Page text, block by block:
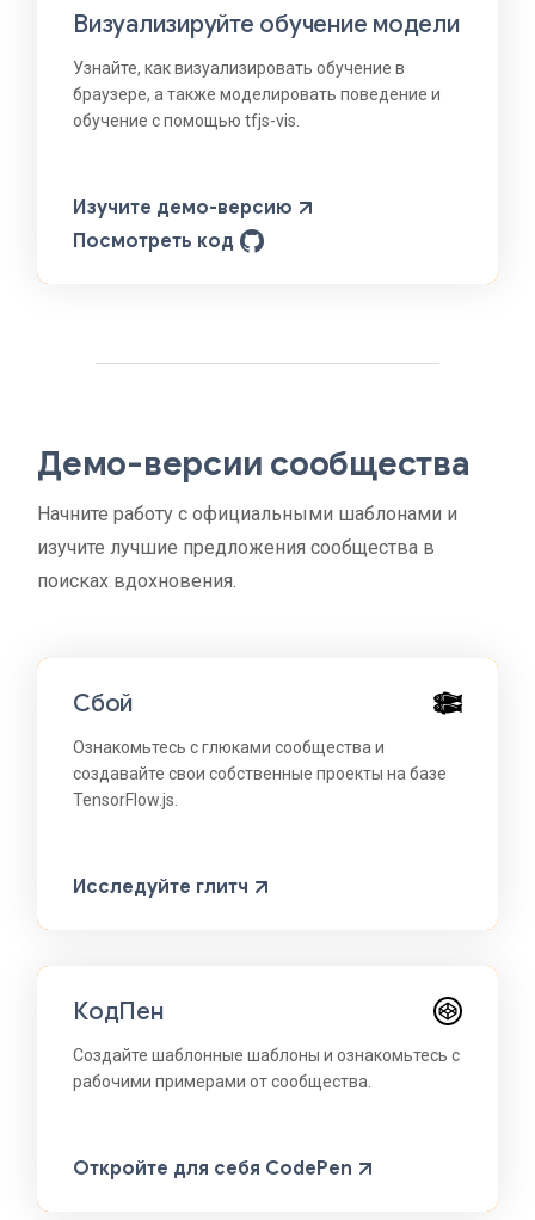
Визуализируйте обучение модели
Узнайте, как визуализировать обучение в
браузере, а также моделировать поведение и
обучение с помощью tfjs-vis.
Изучите демо-версию
Посмотреть код
Демо-версии сообщества
Начните работу с официальными шаблонами и
изучите лучшие предложения сообщества в
поисках вдохновения.
Сбой
Ознакомьтесь с глюками сообщества и
создавайте свои собственные проекты на базе
TensorFlow.js.
Исследуйте глитч
КодПен
Создайте шаблонные шаблоны и ознакомьтесь с
рабочими примерами от сообщества.
Откройте для себя CodePen